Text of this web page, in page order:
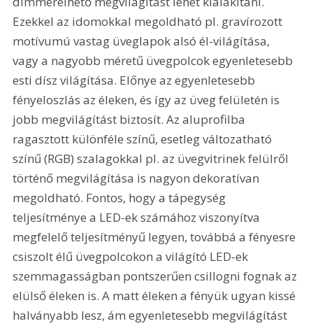
Ezekkel az idomokkal megoldható pl. gravírozott
motívumú vastag üveglapok alsó él-világítása,
vagy a nagyobb méretű üvegpolcok egyenletesebb
esti dísz világítása. Előnye az egyenletesebb
fényeloszlás az éleken, és így az üveg felületén is
jobb megvilágítást biztosít. Az aluprofilba
ragasztott különféle színű, esetleg változatható
színű (RGB) szalagokkal pl. az üvegvitrinek felülről
történő megvilágítása is nagyon dekoratívan
megoldható. Fontos, hogy a tápegység
teljesítménye a LED-ek számához viszonyítva
megfelelő teljesítményű legyen, továbbá a fényesre
csiszolt élű üvegpolcokon a világító LED-ek
szemmagasságban pontszerűen csillogni fognak az
elülső éleken is. A matt éleken a fényük ugyan kissé
halványabb lesz, ám egyenletesebb megvilágítást